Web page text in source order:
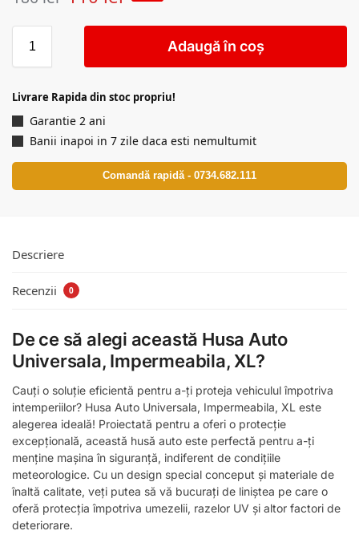
Adaugă în coș
Livrare Rapida din stoc propriu!
Garantie 2 ani
Banii inapoi in 7 zile daca esti nemultumit
Comandă rapidă - 0734.682.111
Descriere
Recenzii 0
De ce să alegi această Husa Auto
Universala, Impermeabila, XL?
Cauți o soluție eficientă pentru a-ți proteja vehiculul împotriva
intemperiilor? Husa Auto Universala, Impermeabila, XL este
alegerea ideală! Proiectată pentru a oferi o protecție
excepțională, această husă auto este perfectă pentru a-ți
menține mașina în siguranță, indiferent de condițiile
meteorologice. Cu un design special conceput și materiale de
înaltă calitate, veți putea să vă bucurați de liniștea pe care o
oferă protecția împotriva umezelii, razelor UV și altor factori de
deteriorare.